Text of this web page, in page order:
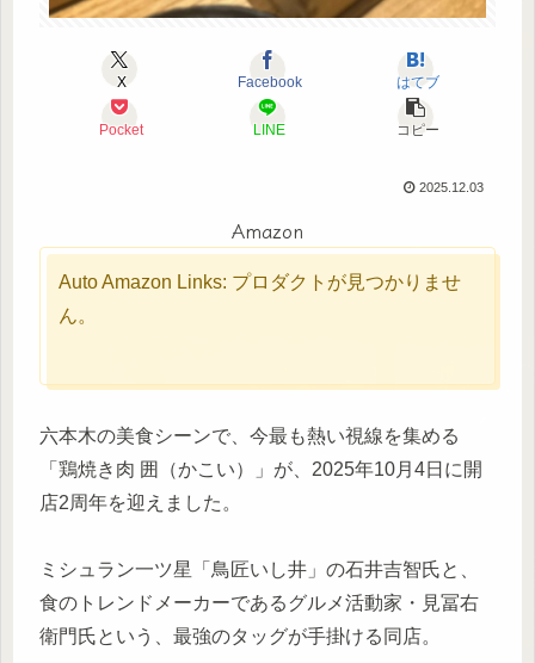
X Facebook はてブ
Pocket LINE コピー
2025.12.03
Amazon
Auto Amazon Links: プロダクトが見つかりませ
ん。
六本木の美食シーンで、今最も熱い視線を集める
「鶏焼き肉 囲（かこい）」が、2025年10月4日に開
店2周年を迎えました。
ミシュラン一ツ星「鳥匠いし井」の石井吉智氏と、
食のトレンドメーカーであるグルメ活動家・見冨右
衛門氏という、最強のタッグが手掛ける同店。